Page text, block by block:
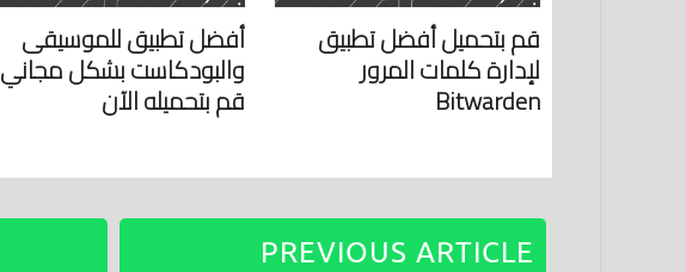
قم بتحميل أفضل تطبيق
لإدارة كلمات المرور
Bitwarden
أفضل تطبيق للموسيقى
والبودكاست بشكل مجاني
قم بتحميله الآن
PREVIOUS ARTICLE